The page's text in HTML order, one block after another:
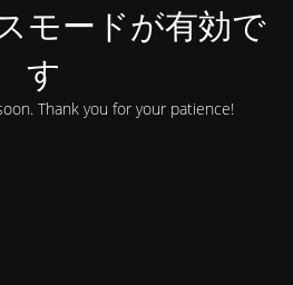
モードが有効で
す
Thank you for your patience!